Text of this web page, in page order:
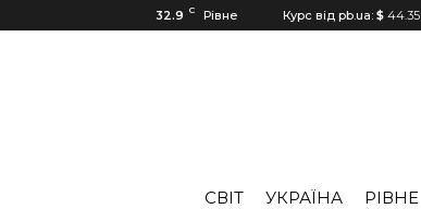
32.9 C Рівне Курс від pb.ua: $ 44.35
CВІТ УКРАЇНА РІВНЕ